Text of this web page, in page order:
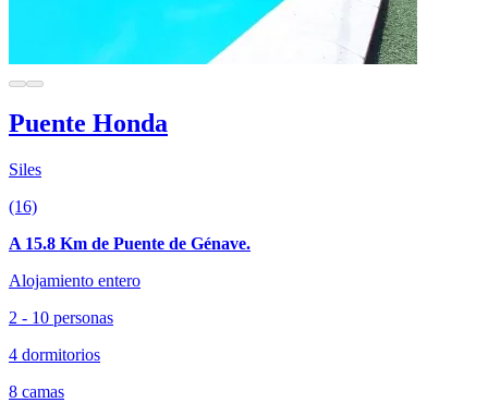
Puente Honda
Siles
(16)
A 15.8 Km de Puente de Génave.
Alojamiento entero
2 - 10 personas
4 dormitorios
8 camas